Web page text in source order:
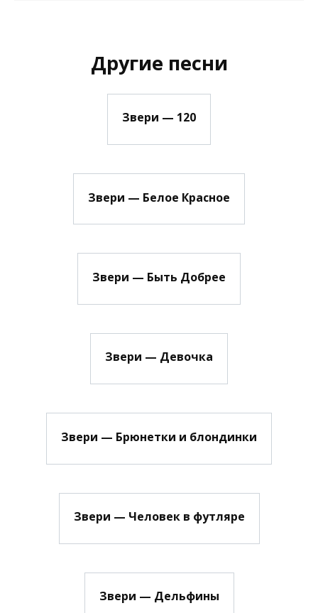
Другие песни
Звери — 120
Звери — Белое Красное
Звери — Быть Добрее
Звери — Девочка
Звери — Брюнетки и блондинки
Звери — Человек в футляре
Звери — Дельфины